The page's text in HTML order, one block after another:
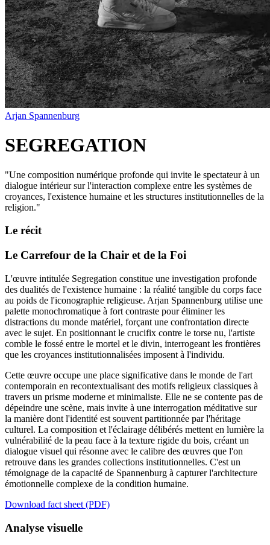
Arjan Spannenburg
SEGREGATION
"Une composition numérique profonde qui invite le spectateur à un
dialogue intérieur sur l'interaction complexe entre les systèmes de
croyances, l'existence humaine et les structures institutionnelles de la
religion."
Le récit
Le Carrefour de la Chair et de la Foi
L'œuvre intitulée Segregation constitue une investigation profonde
des dualités de l'existence humaine : la réalité tangible du corps face
au poids de l'iconographie religieuse. Arjan Spannenburg utilise une
palette monochromatique à fort contraste pour éliminer les
distractions du monde matériel, forçant une confrontation directe
avec le sujet. En positionnant le crucifix contre le torse nu, l'artiste
comble le fossé entre le mortel et le divin, interrogeant les frontières
que les croyances institutionnalisées imposent à l'individu.
Cette œuvre occupe une place significative dans le monde de l'art
contemporain en recontextualisant des motifs religieux classiques à
travers un prisme moderne et minimaliste. Elle ne se contente pas de
dépeindre une scène, mais invite à une interrogation méditative sur
la manière dont l'identité est souvent partitionnée par l'héritage
culturel. La composition et l'éclairage délibérés mettent en lumière la
vulnérabilité de la peau face à la texture rigide du bois, créant un
dialogue visuel qui résonne avec le calibre des œuvres que l'on
retrouve dans les grandes collections institutionnelles. C'est un
témoignage de la capacité de Spannenburg à capturer l'architecture
émotionnelle complexe de la condition humaine.
Download fact sheet (PDF)
Analyse visuelle